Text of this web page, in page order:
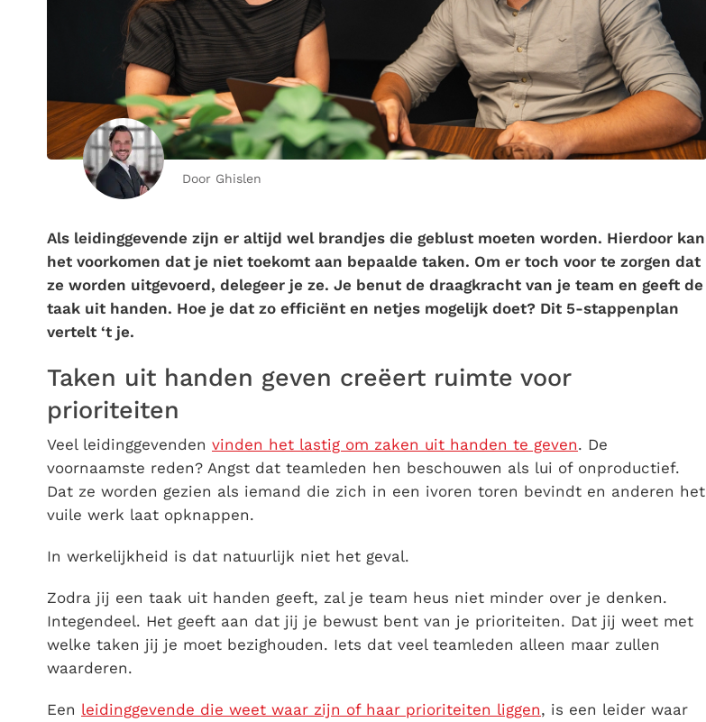
Door Ghislen
Als leidinggevende zijn er altijd wel brandjes die geblust moeten worden. Hierdoor kan
het voorkomen dat je niet toekomt aan bepaalde taken. Om er toch voor te zorgen dat
ze worden uitgevoerd, delegeer je ze. Je benut de draagkracht van je team en geeft de
taak uit handen. Hoe je dat zo efficiënt en netjes mogelijk doet? Dit 5-stappenplan
vertelt ‘t je.
Taken uit handen geven creëert ruimte voor
prioriteiten
Veel leidinggevenden vinden het lastig om zaken uit handen te geven. De
voornaamste reden? Angst dat teamleden hen beschouwen als lui of onproductief.
Dat ze worden gezien als iemand die zich in een ivoren toren bevindt en anderen het
vuile werk laat opknappen.
In werkelijkheid is dat natuurlijk niet het geval.
Zodra jij een taak uit handen geeft, zal je team heus niet minder over je denken.
Integendeel. Het geeft aan dat jij je bewust bent van je prioriteiten. Dat jij weet met
welke taken jij je moet bezighouden. Iets dat veel teamleden alleen maar zullen
waarderen.
Een leidinggevende die weet waar zijn of haar prioriteiten liggen, is een leider waar